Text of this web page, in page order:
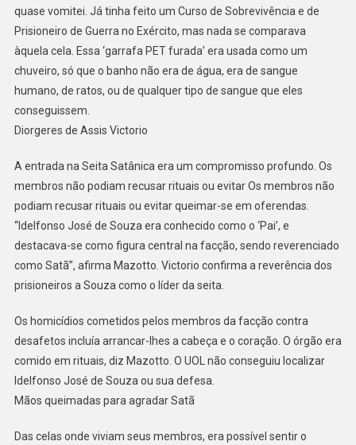
quase vomitei. Já tinha feito um Curso de Sobrevivência e de
Prisioneiro de Guerra no Exército, mas nada se comparava
àquela cela. Essa ‘garrafa PET furada’ era usada como um
chuveiro, só que o banho não era de água, era de sangue
humano, de ratos, ou de qualquer tipo de sangue que eles
conseguissem.
Diorgeres de Assis Victorio
A entrada na Seita Satânica era um compromisso profundo. Os
membros não podiam recusar rituais ou evitar Os membros não
podiam recusar rituais ou evitar queimar-se em oferendas.
“Idelfonso José de Souza era conhecido como o ‘Pai’, e
destacava-se como figura central na facção, sendo reverenciado
como Satã”, afirma Mazotto. Victorio confirma a reverência dos
prisioneiros a Souza como o líder da seita.
Os homicídios cometidos pelos membros da facção contra
desafetos incluía arrancar-lhes a cabeça e o coração. O órgão era
comido em rituais, diz Mazotto. O UOL não conseguiu localizar
Idelfonso José de Souza ou sua defesa.
Mãos queimadas para agradar Satã
Das celas onde viviam seus membros, era possível sentir o